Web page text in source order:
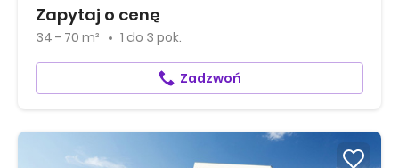
Zapytaj o cenę
34 - 70 m² 1 do 3 pok.
Zadzwoń